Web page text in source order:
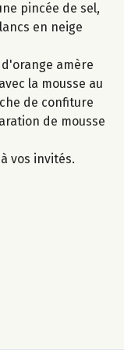
pincée de sel,
en neige
amère
la mousse au
de confiture
de mousse
vos invités.